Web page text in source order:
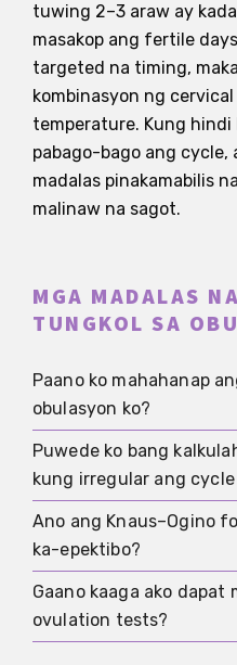
tuwing 2–3 araw ay
masakop ang fertile
targeted na timing,
kombinasyon ng
temperature. Kung hindi
pabago-bago ang cycle,
madalas pinakamabilis
malinaw na sagot.
MGA MADALAS
TUNGKOL SA
Paano ko mahahanap
obulasyon ko?
Pinaka-accurate ang
sa window bago ang
temperature para sa
Kapag sinabayan mo
mucus, mas maaga mo
kailan bumubukas ang
Puwede ko bang
kung irregular ang cycle
Kapag irregular ang
frustrate ang puro
ang LH tests at pag-
pabago-bago, mag-
magpatuloy ng mas
Ano ang Knaus–Ogino
ka-epektibo?
Rough na gabay ito:
pinakamaikling cycle
Gaano kaaga ako dapat
ovulation tests?